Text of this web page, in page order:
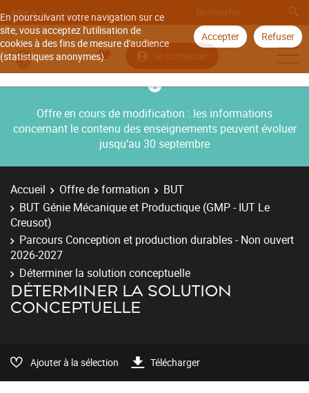
En poursuivant votre navigation sur ce
site, vous acceptez l'utilisation de
cookies à des fins de mesure d'audience
(statistiques anonymes).
Accepter Refuser
Aller à
Se connecter
Offre en cours de modification : les informations
concernant le contenu des enseignements peuvent évoluer
jusqu’au 30 septembre
Accueil Offre de formation
BUT
BUT Génie Mécanique et Productique (GMP - IUT Le
Creusot)
Parcours Conception et production durables - Non ouvert
2026-2027
Déterminer la solution conceptuelle
DÉTERMINER LA SOLUTION
CONCEPTUELLE
Ajouter à la sélection Télécharger